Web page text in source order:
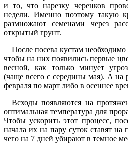
и то, что нарезку черенков
недели. Именно поэтому такую
размножают семенами через
открытый грунт.
После посева кустам
чтобы на них появились первые
весной, как только минует
(чаще всего с середины мая). А на
февраля по март либо в осеннее
Всходы появляются на
оптимальная температура для
Чтобы ускорить этот процесс,
начала их на пару суток ставят на
чего на 7 дней убирают в темное